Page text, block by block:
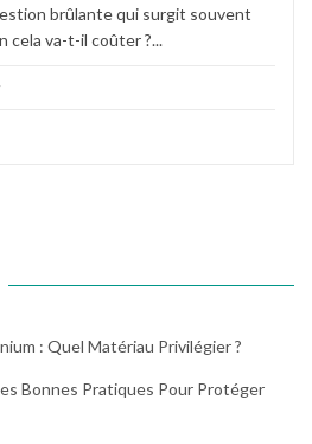
brûlante qui surgit souvent
cela va-t-il coûter ?...
: Quel Matériau Privilégier ?
Bonnes Pratiques Pour Protéger